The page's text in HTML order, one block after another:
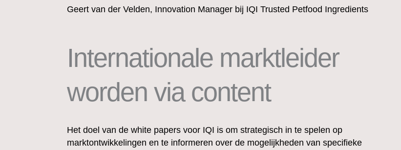
Geert van der Velden, Innovation Manager bij IQI Trusted Petfood Ingredients
Internationale marktleider
worden via content
Het doel van de white papers voor IQI is om strategisch in te spelen op
marktontwikkelingen en te informeren over de mogelijkheden van specifieke